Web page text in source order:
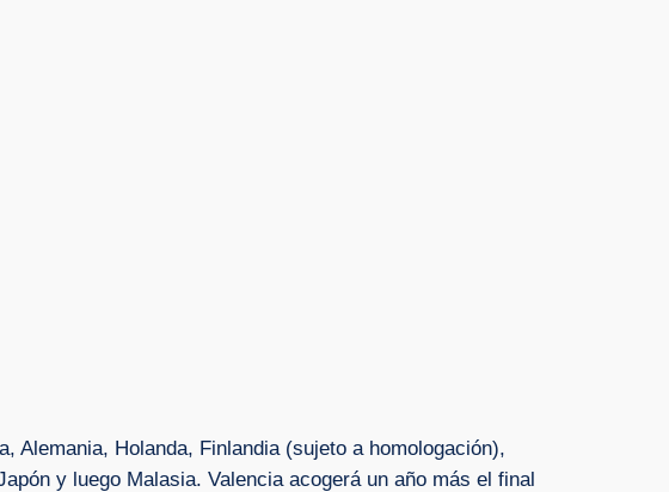
Alemania, Holanda, Finlandia (sujeto a homologación),
y luego Malasia. Valencia acogerá un año más el final